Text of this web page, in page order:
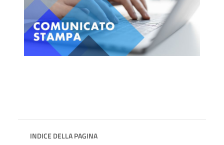
INDICE DELLA PAGINA